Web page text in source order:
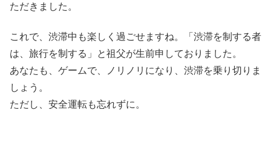
ただきました。
これで、渋滞中も楽しく過ごせますね。「渋滞を制する者
は、旅行を制する」と祖父が生前申しておりました。
あなたも、ゲームで、ノリノリになり、渋滞を乗り切りま
しょう。
ただし、安全運転も忘れずに。